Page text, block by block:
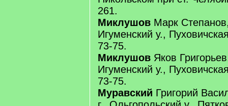
261.
Миклушов Марк
Игуменский у.,
73-75.
Миклушов Яков
Игуменский у.,
73-75.
Муравский Григорий